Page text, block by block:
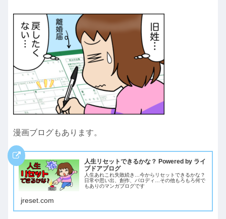
漫画ブログもあります。
人生リセットできるかな？ Powered by ライ
ブドアブログ
人生あれこれ失敗続き…今からリセットできるかな？
日常や思い出、創作、パロディ…その他もろもろ何で
もありのマンガブログです
jreset.com